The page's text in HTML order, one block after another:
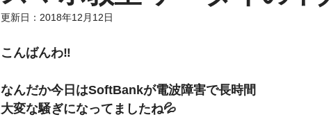
更新日： 2018年12月12日
こんばんわ‼️
なんだか今日はSoftBankが電波障害で長時間
大変な騒ぎになってましたね💦